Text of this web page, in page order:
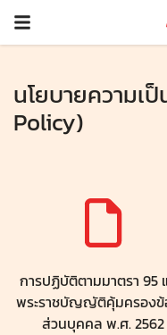
นโยบายความเ
Policy)
การปฏิบัติตามมาตรา 95
พระราชบัญญัติคุ้มครอง
ส่วนบุคคล พ.ศ. 2562